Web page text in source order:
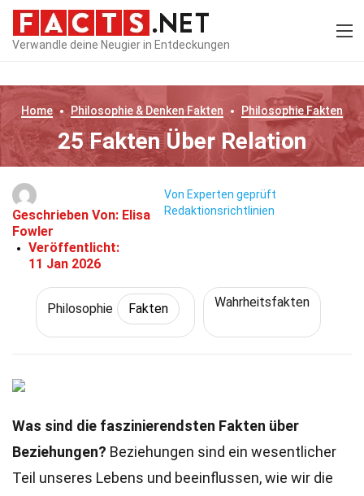
Verwandle deine Neugier in Entdeckungen
Home Philosophie & Denken Fakten Philosophie Fakten
25 Fakten Über Relation
Geschrieben Von: Elisa
Fowler
Veröffentlicht:
11 Jan 2026
Von Experten geprüft
Redaktionsrichtlinien
Philosophie Fakten Wahrheitsfakten
Was sind die faszinierendsten Fakten über
Beziehungen? Beziehungen sind ein wesentlicher
Teil unseres Lebens und beeinflussen, wie wir die